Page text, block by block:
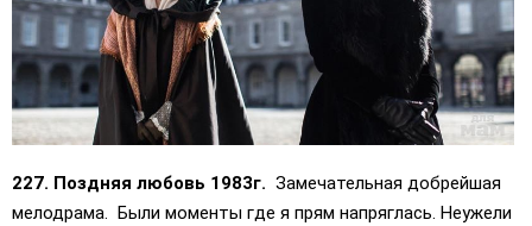
227. Поздняя любовь 1983г. Замечательная добрейшая
мелодрама. Были моменты где я прям напряглась. Неужели